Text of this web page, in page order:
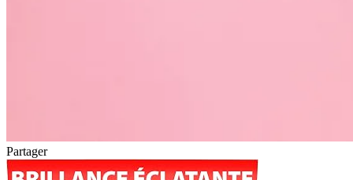
Partager